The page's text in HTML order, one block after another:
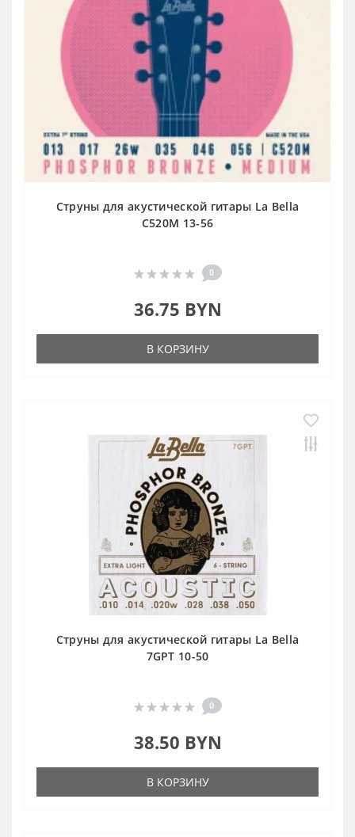
Струны для акустической гитары La Bella
C520M 13-56
0
36.75 BYN
В КОРЗИНУ
Струны для акустической гитары La Bella
7GPT 10-50
0
38.50 BYN
В КОРЗИНУ